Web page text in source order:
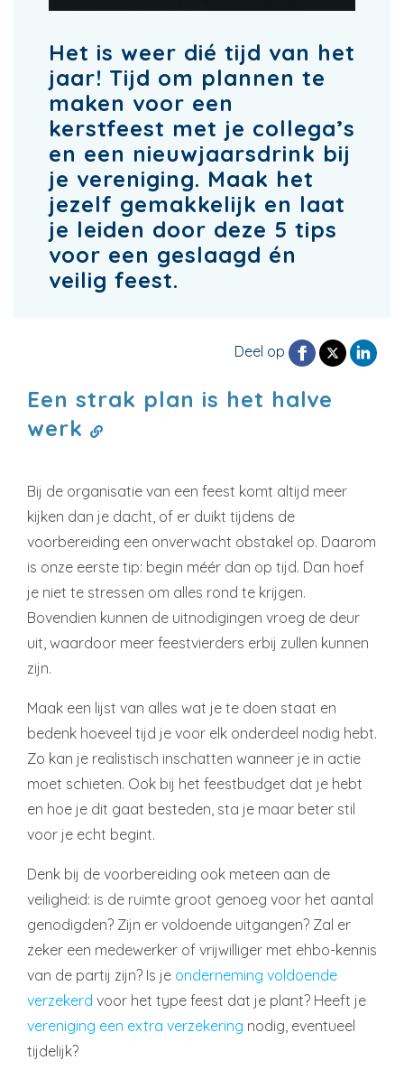
Het is weer dié tijd van het
jaar! Tijd om plannen te
maken voor een
kerstfeest met je collega’s
en een nieuwjaarsdrink bij
je vereniging. Maak het
jezelf gemakkelijk en laat
je leiden door deze 5 tips
voor een geslaagd én
veilig feest.
Deel op
Een strak plan is het halve
werk
Bij de organisatie van een feest komt altijd meer
kijken dan je dacht, of er duikt tijdens de
voorbereiding een onverwacht obstakel op. Daarom
is onze eerste tip: begin méér dan op tijd. Dan hoef
je niet te stressen om alles rond te krijgen.
Bovendien kunnen de uitnodigingen vroeg de deur
uit, waardoor meer feestvierders erbij zullen kunnen
zijn.
Maak een lijst van alles wat je te doen staat en
bedenk hoeveel tijd je voor elk onderdeel nodig hebt.
Zo kan je realistisch inschatten wanneer je in actie
moet schieten. Ook bij het feestbudget dat je hebt
en hoe je dit gaat besteden, sta je maar beter stil
voor je echt begint.
Denk bij de voorbereiding ook meteen aan de
veiligheid: is de ruimte groot genoeg voor het aantal
genodigden? Zijn er voldoende uitgangen? Zal er
zeker een medewerker of vrijwilliger met ehbo-kennis
van de partij zijn? Is je onderneming voldoende
verzekerd voor het type feest dat je plant? Heeft je
vereniging een extra verzekering nodig, eventueel
tijdelijk?